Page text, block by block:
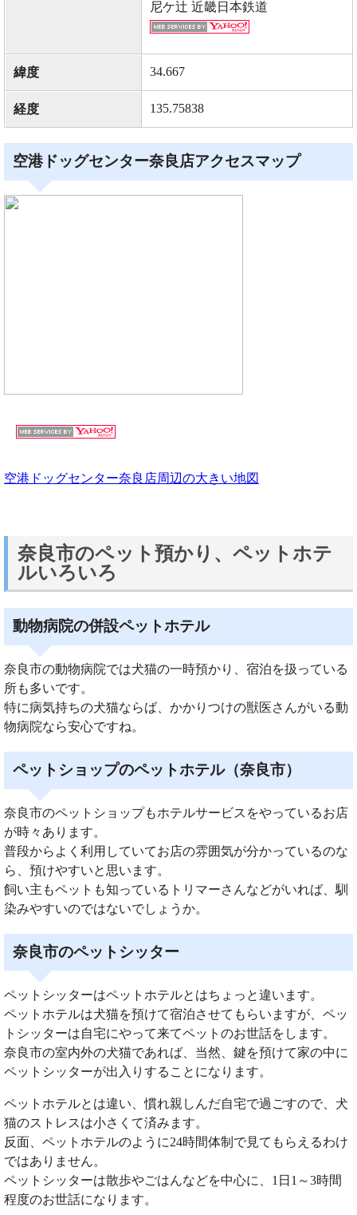
尼ケ辻 近畿日本鉄道
緯度 34.667
経度 135.75838
空港ドッグセンター奈良店アクセスマップ
空港ドッグセンター奈良店周辺の大きい地図
奈良市のペット預かり、ペットホテ
ルいろいろ
動物病院の併設ペットホテル
奈良市の動物病院では犬猫の一時預かり、宿泊を扱っている
所も多いです。
特に病気持ちの犬猫ならば、かかりつけの獣医さんがいる動
物病院なら安心ですね。
ペットショップのペットホテル（奈良市）
奈良市のペットショップもホテルサービスをやっているお店
が時々あります。
普段からよく利用していてお店の雰囲気が分かっているのな
ら、預けやすいと思います。
飼い主もペットも知っているトリマーさんなどがいれば、馴
染みやすいのではないでしょうか。
奈良市のペットシッター
ペットシッターはペットホテルとはちょっと違います。
ペットホテルは犬猫を預けて宿泊させてもらいますが、ペッ
トシッターは自宅にやって来てペットのお世話をします。
奈良市の室内外の犬猫であれば、当然、鍵を預けて家の中に
ペットシッターが出入りすることになります。
ペットホテルとは違い、慣れ親しんだ自宅で過ごすので、犬
猫のストレスは小さくて済みます。
反面、ペットホテルのように24時間体制で見てもらえるわけ
ではありません。
ペットシッターは散歩やごはんなどを中心に、1日1～3時間
程度のお世話になります。